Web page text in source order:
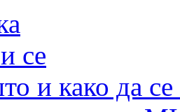
се
и како да